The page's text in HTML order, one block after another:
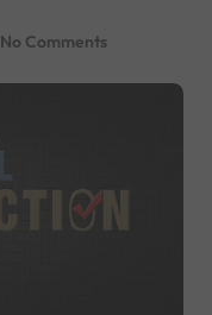
No Comments